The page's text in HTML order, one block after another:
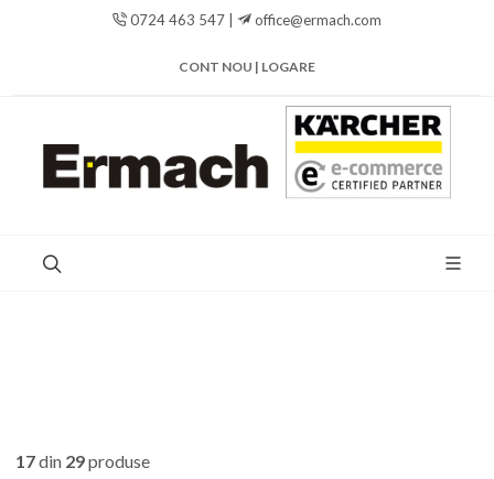
0724 463 547 | office@ermach.com
CONT NOU | LOGARE
17din 29produse